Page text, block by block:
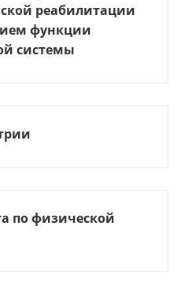
реабилитации
функции
системы
по физической